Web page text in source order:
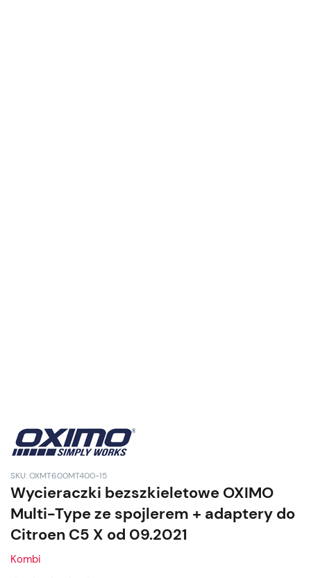
SKU: OXMT600MT400-15
Wycieraczki bezszkieletowe OXIMO
Multi-Type ze spojlerem + adaptery do
Citroen C5 X od 09.2021
Kombi